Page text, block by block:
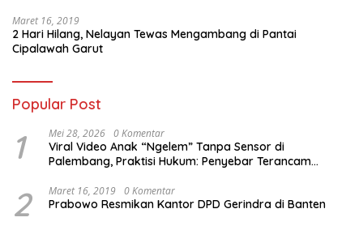
Maret 16, 2019
2 Hari Hilang, Nelayan Tewas Mengambang di Pantai
Cipalawah Garut
Popular Post
1 Mei 28, 2026 0 Komentar
Viral Video Anak “Ngelem” Tanpa Sensor di
Palembang, Praktisi Hukum: Penyebar Terancam
2 Maret 16, 2019 0 Komentar
Prabowo Resmikan Kantor DPD Gerindra di Banten